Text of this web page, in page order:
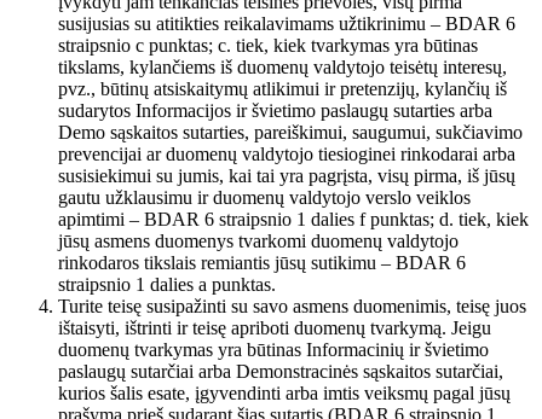
susijusias su atitikties reikalavimams užtikrinimu – BDAR 6
straipsnio c punktas; c. tiek, kiek tvarkymas yra būtinas
tikslams, kylančiems iš duomenų valdytojo teisėtų interesų,
pvz., būtinų atsiskaitymų atlikimui ir pretenzijų, kylančių iš
sudarytos Informacijos ir švietimo paslaugų sutarties arba
Demo sąskaitos sutarties, pareiškimui, saugumui, sukčiavimo
prevencijai ar duomenų valdytojo tiesioginei rinkodarai arba
susisiekimui su jumis, kai tai yra pagrįsta, visų pirma, iš jūsų
gautu užklausimu ir duomenų valdytojo verslo veiklos
apimtimi – BDAR 6 straipsnio 1 dalies f punktas; d. tiek, kiek
jūsų asmens duomenys tvarkomi duomenų valdytojo
rinkodaros tikslais remiantis jūsų sutikimu – BDAR 6
straipsnio 1 dalies a punktas.
Turite teisę susipažinti su savo asmens duomenimis, teisę juos
ištaisyti, ištrinti ir teisę apriboti duomenų tvarkymą. Jeigu
duomenų tvarkymas yra būtinas Informacinių ir švietimo
paslaugų sutarčiai arba Demonstracinės sąskaitos sutarčiai,
kurios šalis esate, įgyvendinti arba imtis veiksmų pagal jūsų
prašymą prieš sudarant šias sutartis (BDAR 6 straipsnio 1